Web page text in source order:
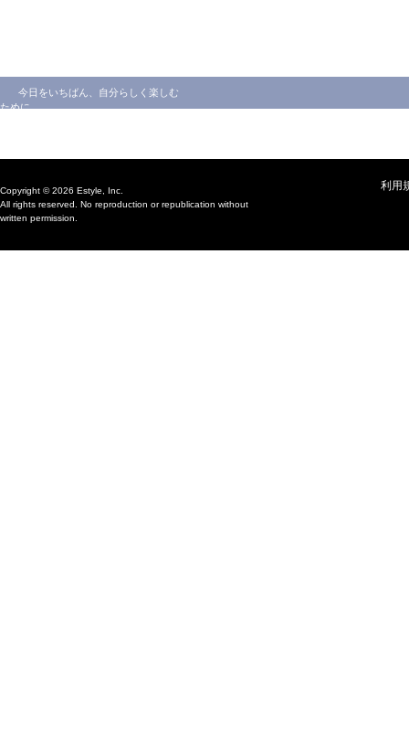
今日をいちばん、自分らしく楽しむ
ために
Copyright © 2026 Estyle, Inc.
All rights reserved. No reproduction or republication without
written permission.
利用